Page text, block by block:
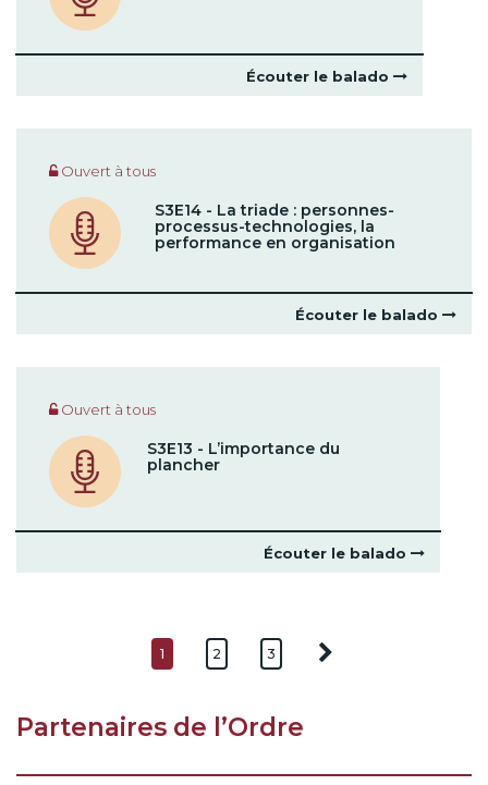
Écouter le balado
Ouvert à tous
S3E14 - La triade : personnes-
processus-technologies, la
performance en organisation
Écouter le balado
Ouvert à tous
S3E13 - L’importance du
plancher
Écouter le balado
1 2 3
Partenaires de l’Ordre